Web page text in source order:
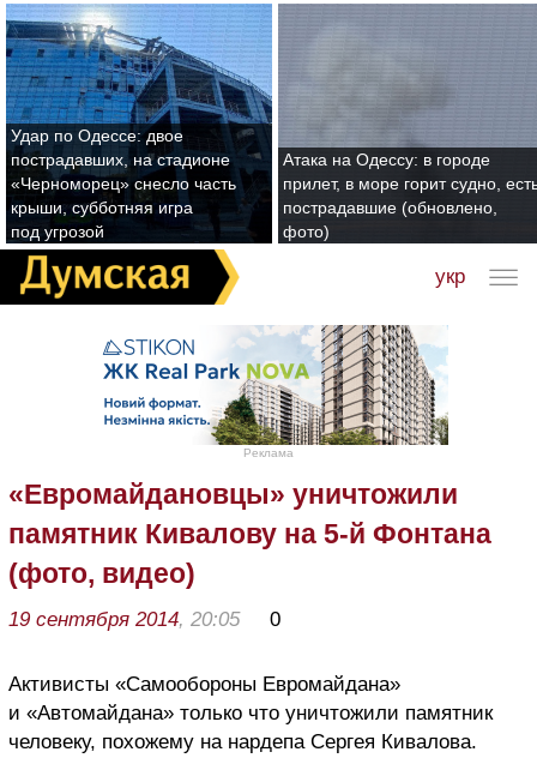
Удар по Одессе: двое
пострадавших, на стадионе
«Черноморец» снесло часть
крыши, субботняя игра
под угрозой
Атака на Одессу: в городе
прилет, в море горит судно,
пострадавшие (обновлено,
фото)
укр
Реклама
«Евромайдановцы» уничтожили
памятник Кивалову на 5-й Фонтана
(фото, видео)
19 сентября 2014, 20:05 0
Активисты «Самообороны Евромайдана»
и «Автомайдана» только что уничтожили памятник
человеку, похожему на нардепа Сергея Кивалова.